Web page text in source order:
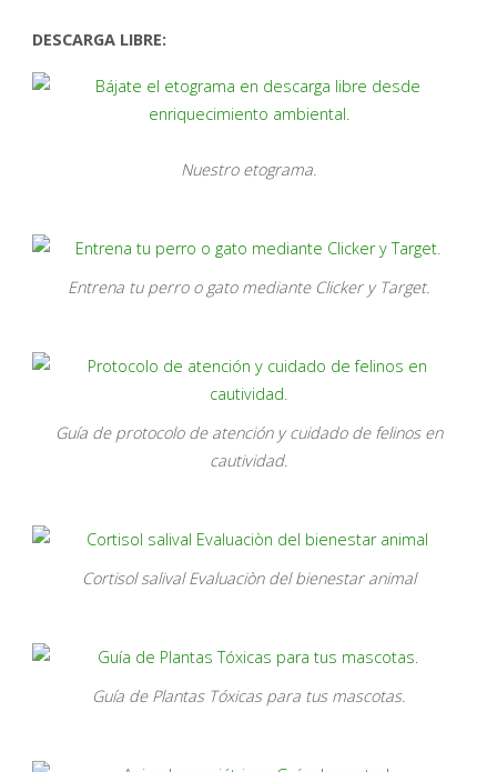
DESCARGA LIBRE:
Nuestro etograma.
Entrena tu perro o gato mediante Clicker y Target.
Guía de protocolo de atención y cuidado de felinos en
cautividad.
Cortisol salival Evaluaciòn del bienestar animal
Guía de Plantas Tóxicas para tus mascotas.